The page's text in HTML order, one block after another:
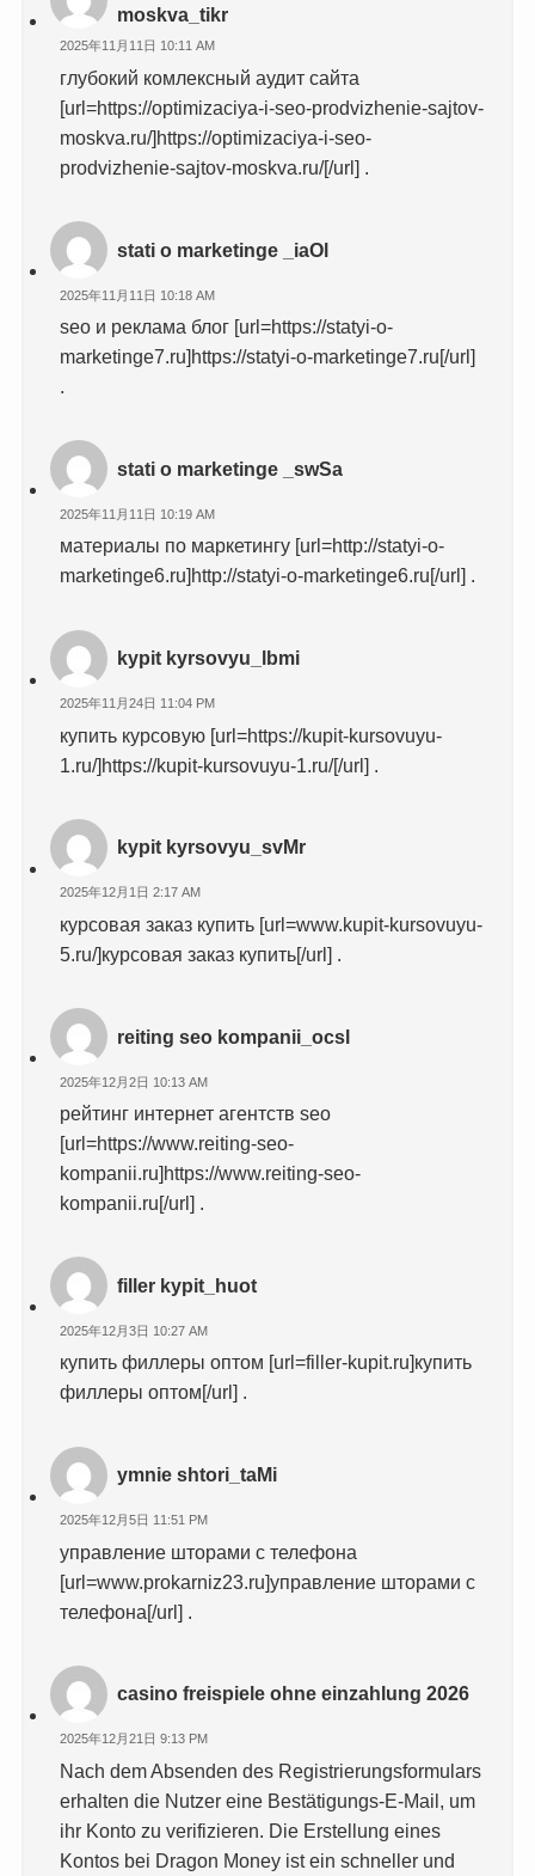
moskva_tikr
2025年11月11日 10:11 AM
глубокий комлексный аудит сайта
[url=https://optimizaciya-i-seo-prodvizhenie-sajtov-
moskva.ru/]https://optimizaciya-i-seo-
prodvizhenie-sajtov-moskva.ru/[/url] .
stati o marketinge _iaOl
2025年11月11日 10:18 AM
seo и реклама блог [url=https://statyi-o-
marketinge7.ru]https://statyi-o-marketinge7.ru[/url]
.
stati o marketinge _swSa
2025年11月11日 10:19 AM
материалы по маркетингу [url=http://statyi-o-
marketinge6.ru]http://statyi-o-marketinge6.ru[/url] .
kypit kyrsovyu_lbmi
2025年11月24日 11:04 PM
купить курсовую [url=https://kupit-kursovuyu-
1.ru/]https://kupit-kursovuyu-1.ru/[/url] .
kypit kyrsovyu_svMr
2025年12月1日 2:17 AM
курсовая заказ купить [url=www.kupit-kursovuyu-
5.ru/]курсовая заказ купить[/url] .
reiting seo kompanii_ocsl
2025年12月2日 10:13 AM
рейтинг интернет агентств seo
[url=https://www.reiting-seo-
kompanii.ru]https://www.reiting-seo-
kompanii.ru[/url] .
filler kypit_huot
2025年12月3日 10:27 AM
купить филлеры оптом [url=filler-kupit.ru]купить
филлеры оптом[/url] .
ymnie shtori_taMi
2025年12月5日 11:51 PM
управление шторами с телефона
[url=www.prokarniz23.ru]управление шторами с
телефона[/url] .
casino freispiele ohne einzahlung 2026
2025年12月21日 9:13 PM
Nach dem Absenden des Registrierungsformulars
erhalten die Nutzer eine Bestätigungs-E-Mail, um
ihr Konto zu verifizieren. Die Erstellung eines
Kontos bei Dragon Money ist ein schneller und